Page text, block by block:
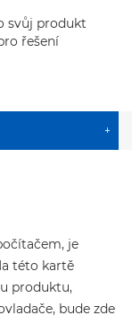
svůj produkt
řešení
+
je
této kartě
produktu,
bude zde